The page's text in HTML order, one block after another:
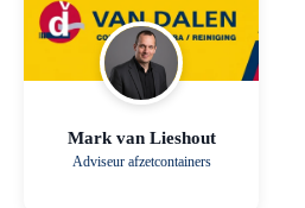
Mark van Lieshout
Adviseur afzetcontainers